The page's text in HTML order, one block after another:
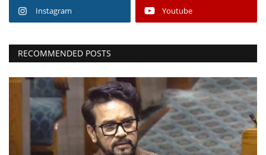
Instagram Youtube
RECOMMENDED POSTS